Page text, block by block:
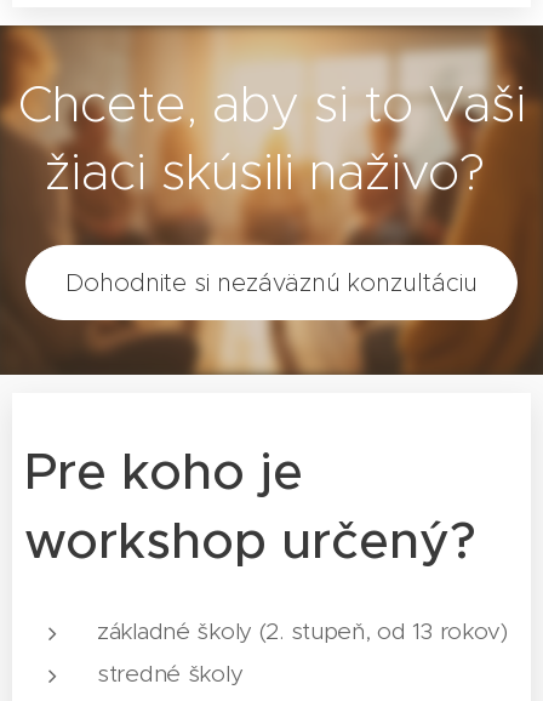
Chcete, aby si to Vaši
žiaci skúsili naživo?
Dohodnite si nezáväznú konzultáciu
Pre koho je
workshop určený?
základné školy (2. stupeň, od 13 rokov)
stredné školy